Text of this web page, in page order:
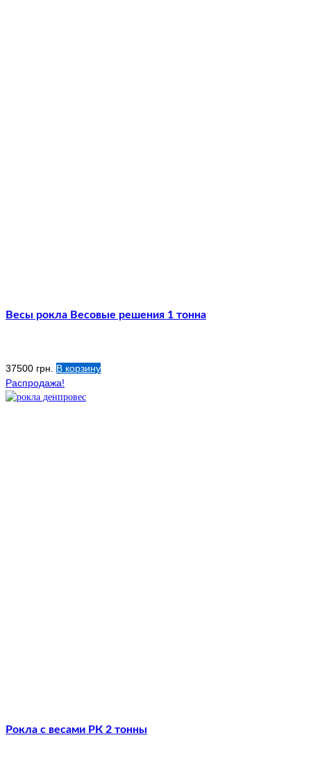
Весы рокла Весовые решения 1 тонна
37500 грн.
В корзину
Распродажа!
Рокла с весами РК 2 тонны